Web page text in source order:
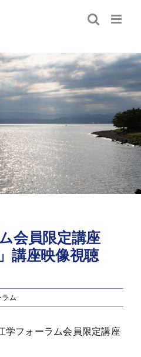
会員限定講座
講座映像視聴
ラム
フォーラム会員限定講座